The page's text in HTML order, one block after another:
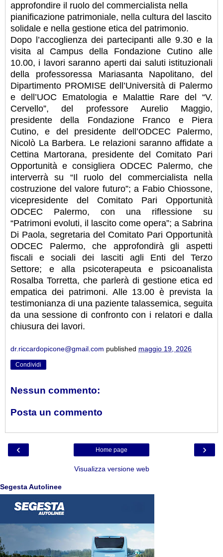
approfondire il ruolo del commercialista nella
pianificazione patrimoniale, nella cultura del lascito
solidale e nella gestione etica del patrimonio.
Dopo l’accoglienza dei partecipanti alle 9.30 e la
visita al Campus della Fondazione Cutino alle
10.00, i lavori saranno aperti dai saluti istituzionali
della professoressa Mariasanta Napolitano, del
Dipartimento PROMISE dell’Università di Palermo
e dell’UOC Ematologia e Malattie Rare del “V.
Cervello”, del professore Aurelio Maggio,
presidente della Fondazione Franco e Piera
Cutino, e del presidente dell’ODCEC Palermo,
Nicolò La Barbera. Le relazioni saranno affidate a
Cettina Martorana, presidente del Comitato Pari
Opportunità e consigliera ODCEC Palermo, che
interverrà su “Il ruolo del commercialista nella
costruzione del valore futuro”; a Fabio Chiossone,
vicepresidente del Comitato Pari Opportunità
ODCEC Palermo, con una riflessione su
“Patrimoni evoluti, il lascito come opera”; a Sabrina
Di Paola, segretaria del Comitato Pari Opportunità
ODCEC Palermo, che approfondirà gli aspetti
fiscali e sociali dei lasciti agli Enti del Terzo
Settore; e alla psicoterapeuta e psicoanalista
Rosalba Torretta, che parlerà di gestione etica ed
empatica dei patrimoni. Alle 13.00 è prevista la
testimonianza di una paziente talassemica, seguita
da una sessione di confronto con i relatori e dalla
chiusura dei lavori.
dr.riccardopicone@gmail.com published maggio 19, 2026
Condividi
Nessun commento:
Posta un commento
‹ ›
Home page
Visualizza versione web
Segesta Autolinee